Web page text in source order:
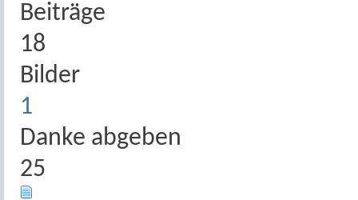
Beiträge
18
Bilder
1
Danke abgeben
25